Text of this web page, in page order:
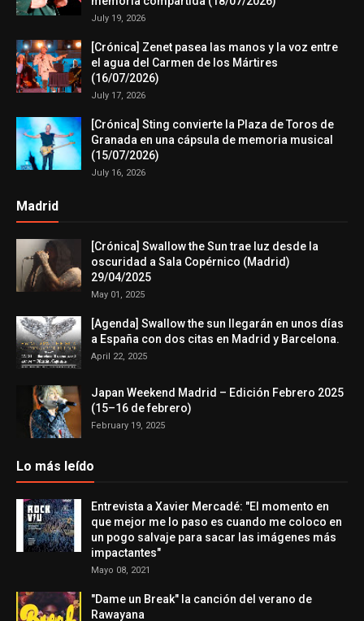
July 19, 2026
[Crónica] Zenet pasea las manos y la voz entre
el agua del Carmen de los Mártires
(16/07/2026)
July 17, 2026
[Crónica] Sting convierte la Plaza de Toros de
Granada en una cápsula de memoria musical
(15/07/2026)
July 16, 2026
Madrid
[Crónica] Swallow the Sun trae luz desde la
oscuridad a Sala Copérnico (Madrid)
29/04/2025
May 01, 2025
[Agenda] Swallow the sun llegarán en unos días
a España con dos citas en Madrid y Barcelona.
April 22, 2025
Japan Weekend Madrid – Edición Febrero 2025
(15–16 de febrero)
February 19, 2025
Lo más leído
Entrevista a Xavier Mercadé: "El momento en
que mejor me lo paso es cuando me coloco en
un pogo salvaje para sacar las imágenes más
impactantes"
Mayo 08, 2021
"Dame un Break" la canción del verano de
Rawayana